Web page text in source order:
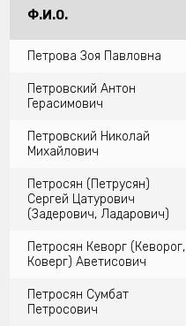
Ф.И.О.
Петрова Зоя Павловна
Петровский Антон
Герасимович
Петровский Николай
Михайлович
Петросян (Петрусян)
Сергей Цатурович
(Задерович, Ладарович)
Петросян Кеворг (Кеворог,
Коверг) Аветисович
Петросян Сумбат
Петросович